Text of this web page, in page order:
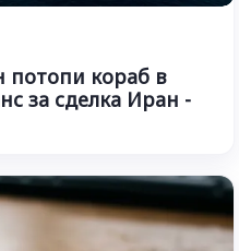
потопи кораб в
за сделка Иран -